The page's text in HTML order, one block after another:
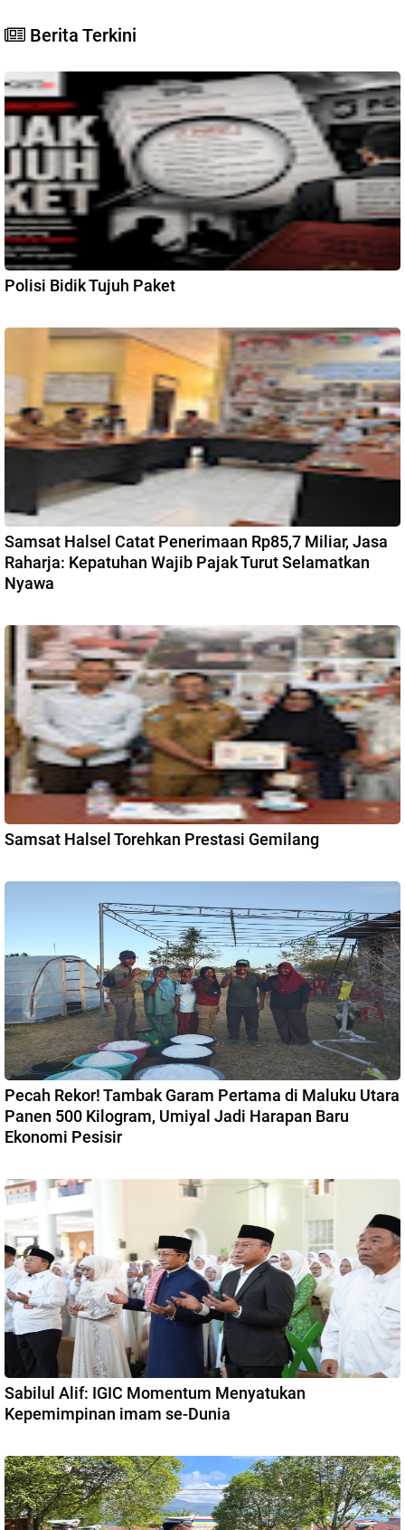
Berita Terkini
Polisi Bidik Tujuh Paket
Samsat Halsel Catat Penerimaan Rp85,7 Miliar, Jasa
Raharja: Kepatuhan Wajib Pajak Turut Selamatkan
Nyawa
Samsat Halsel Torehkan Prestasi Gemilang
Pecah Rekor! Tambak Garam Pertama di Maluku Utara
Panen 500 Kilogram, Umiyal Jadi Harapan Baru
Ekonomi Pesisir
Sabilul Alif: IGIC Momentum Menyatukan
Kepemimpinan imam se-Dunia